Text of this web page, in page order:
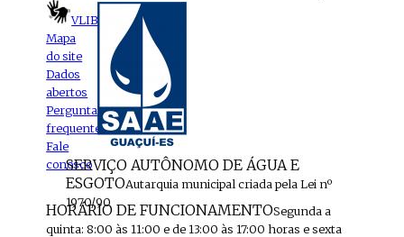
VLIBRAS
Mapa
do site
Dados
abertos
Perguntas
frequentes
Fale
conosco
SERVIÇO AUTÔNOMO DE ÁGUA E
ESGOTOAutarquia municipal criada pela Lei nº
1970/90
HORÁRIO DE FUNCIONAMENTOSegunda a
quinta: 8:00 às 11:00 e de 13:00 às 17:00 horas e sexta